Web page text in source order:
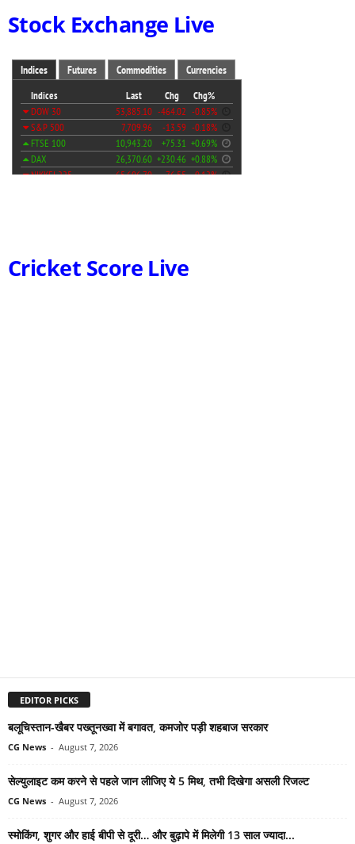
Stock Exchange Live
Cricket Score Live
EDITOR PICKS
बलूचिस्तान-खैबर पख्तूनख्वा में बगावत, कमजोर पड़ी शहबाज सरकार
CG News - August 7, 2026
सेल्युलाइट कम करने से पहले जान लीजिए ये 5 मिथ, तभी दिखेगा असली रिजल्ट
CG News - August 7, 2026
स्मोकिंग, शुगर और हाई बीपी से दूरी… और बुढ़ापे में मिलेगी 13 साल ज्यादा...